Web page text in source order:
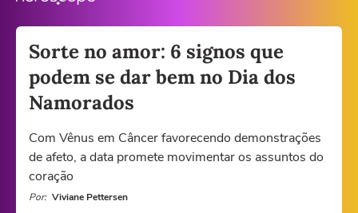
Sorte no amor: 6 signos que
podem se dar bem no Dia dos
Namorados
Com Vênus em Câncer favorecendo demonstrações
de afeto, a data promete movimentar os assuntos do
coração
Por: Viviane Pettersen